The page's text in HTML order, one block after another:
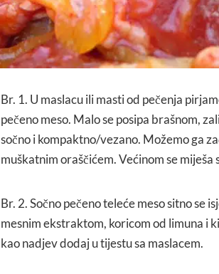
Br. 1. U maslacu ili masti od pečenja
pečeno meso. Malo se posipa brašnom,
sočno i kompaktno/vezano. Možemo ga
muškatnim oraščićem. Većinom se miješa
Br. 2. Sočno pečeno teleće meso sitno se
mesnim ekstraktom, koricom od limuna i
kao nadjev dodaj u tijestu sa maslacem.